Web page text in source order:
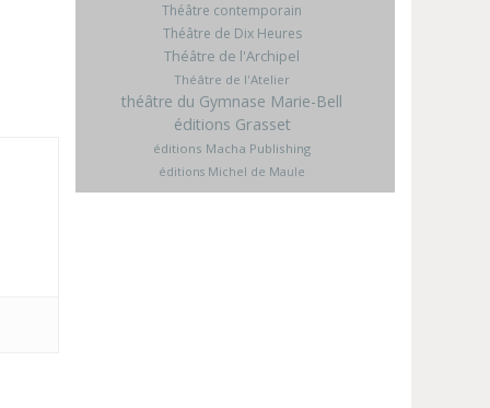
Théâtre contemporain
Théâtre de Dix Heures
Théâtre de l'Archipel
Théâtre de l'Atelier
théâtre du Gymnase Marie-Bell
éditions Grasset
éditions Macha Publishing
éditions Michel de Maule